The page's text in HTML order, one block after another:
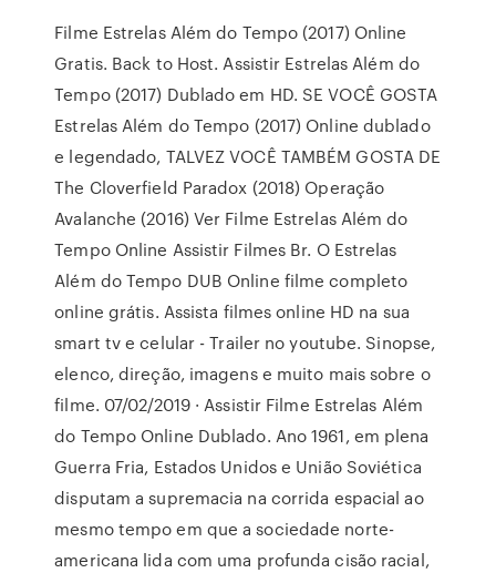
Filme Estrelas Além do Tempo (2017) Online
Gratis. Back to Host. Assistir Estrelas Além do
Tempo (2017) Dublado em HD. SE VOCÊ GOSTA
Estrelas Além do Tempo (2017) Online dublado
e legendado, TALVEZ VOCÊ TAMBÉM GOSTA DE
The Cloverfield Paradox (2018) Operação
Avalanche (2016) Ver Filme Estrelas Além do
Tempo Online Assistir Filmes Br. O Estrelas
Além do Tempo DUB Online filme completo
online grátis. Assista filmes online HD na sua
smart tv e celular - Trailer no youtube. Sinopse,
elenco, direção, imagens e muito mais sobre o
filme. 07/02/2019 · Assistir Filme Estrelas Além
do Tempo Online Dublado. Ano 1961, em plena
Guerra Fria, Estados Unidos e União Soviética
disputam a supremacia na corrida espacial ao
mesmo tempo em que a sociedade norte-
americana lida com uma profunda cisão racial,